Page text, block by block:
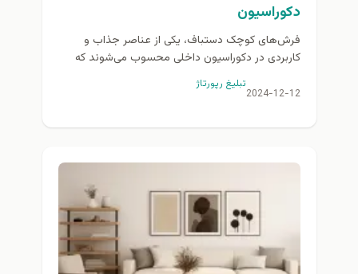
دکوراسیون
فرش‌های کوچک دستباف، یکی از عناصر جذاب و
کاربردی در دکوراسیون داخلی محسوب می‌شوند که
می‌توانند با زیبایی و ظرافت خاص خود، هر فضایی را...
2024-12-12
تبلیغ رپورتاژ